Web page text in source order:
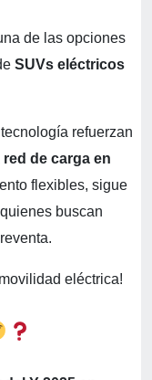
de las opciones
SUVs eléctricos
refuerzan
red de carga en
flexibles, sigue
buscan
eléctrica!